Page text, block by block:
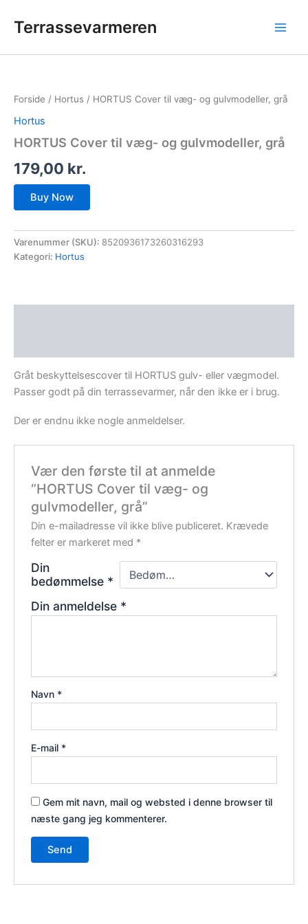
Terrassevarmeren
Forside / Hortus / HORTUS Cover til væg- og gulvmodeller, grå
Hortus
HORTUS Cover til væg- og gulvmodeller, grå
179,00 kr.
Buy Now
Varenummer (SKU): 8520936173260316293
Kategori: Hortus
Gråt beskyttelsescover til HORTUS gulv- eller vægmodel.
Passer godt på din terrassevarmer, når den ikke er i brug.
Der er endnu ikke nogle anmeldelser.
Vær den første til at anmelde
“HORTUS Cover til væg- og
gulvmodeller, grå”
Din e-mailadresse vil ikke blive publiceret. Krævede
felter er markeret med *
Din
bedømmelse *
Din anmeldelse *
Navn *
E-mail *
Gem mit navn, mail og websted i denne browser til
næste gang jeg kommenterer.